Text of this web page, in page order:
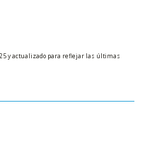
y actualizado para reflejar las últimas